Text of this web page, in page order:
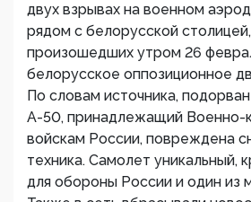
двух взрывах на военном
рядом с белорусской
произошедших утром 26
белорусское оппозиционное
По словам источника,
А-50, принадлежащий Военно-
войскам России, повреждена
техника. Самолет уникальный,
для обороны России и один из